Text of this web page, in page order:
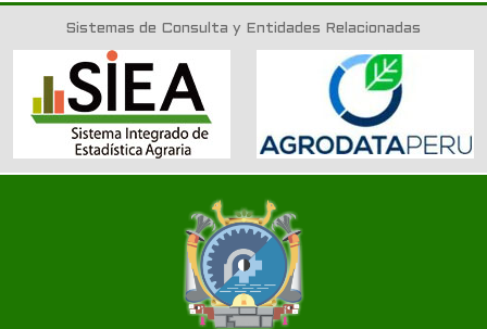
Sistemas de Consulta y Entidades Relacionadas